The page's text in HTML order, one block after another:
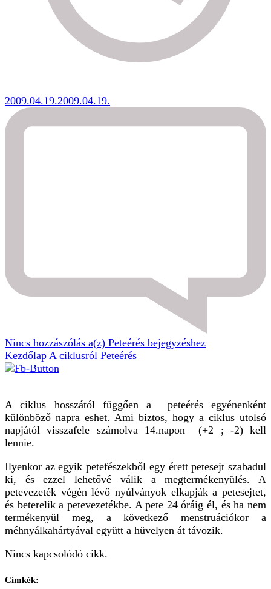
2009.04.19.2009.04.19.
Nincs hozzászólás a(z) Peteérés bejegyzéshez
Kezdőlap A ciklusról Peteérés
A ciklus hosszától függően a peteérés egyénenként
különböző napra eshet. Ami biztos, hogy a ciklus utolsó
napjától visszafele számolva 14.napon (+2 ; -2) kell
lennie.
Ilyenkor az egyik petefészekből egy érett petesejt szabadul
ki, és ezzel lehetővé válik a megtermékenyülés. A
petevezeték végén lévő nyúlványok elkapják a petesejtet,
és beterelik a petevezetékbe. A pete 24 óráig él, és ha nem
termékenyül meg, a következő menstruációkor a
méhnyálkahártyával együtt a hüvelyen át távozik.
Nincs kapcsolódó cikk.
Címkék: